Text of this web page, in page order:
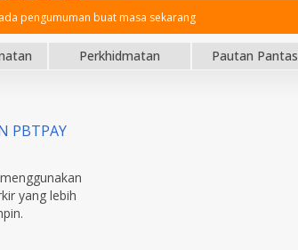
pengumuman buat masa sekarang
Perkhidmatan Pautan Pantas
PBTPAY
yang lebih